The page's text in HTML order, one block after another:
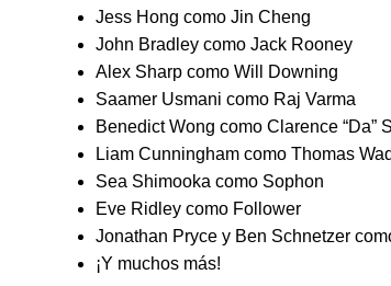
Jess Hong como Jin Cheng
John Bradley como Jack Rooney
Alex Sharp como Will Downing
Saamer Usmani como Raj Varma
Benedict Wong como Clarence “Da”
Liam Cunningham como Thomas
Sea Shimooka como Sophon
Eve Ridley como Follower
Jonathan Pryce y Ben Schnetzer
¡Y muchos más!